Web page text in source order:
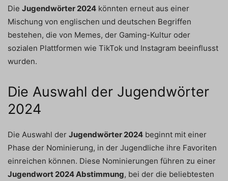
Die Jugendwörter 2024 könnten erneut aus einer
Mischung von englischen und deutschen Begriffen
bestehen, die von Memes, der Gaming-Kultur oder
sozialen Plattformen wie TikTok und Instagram beeinflusst
wurden.
Die Auswahl der Jugendwörter
2024
Die Auswahl der Jugendwörter 2024 beginnt mit einer
Phase der Nominierung, in der Jugendliche ihre Favoriten
einreichen können. Diese Nominierungen führen zu einer
Jugendwort 2024 Abstimmung, bei der die beliebtesten